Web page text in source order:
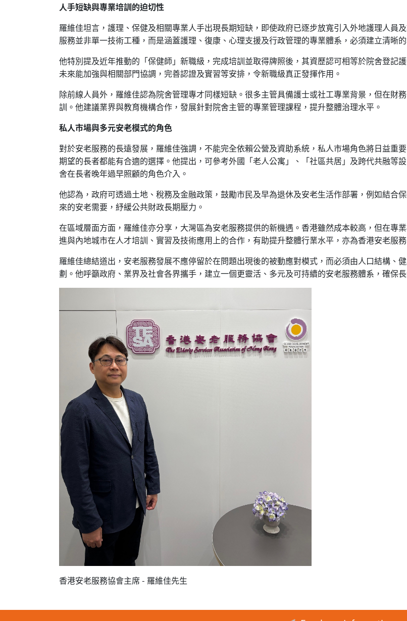
人手短缺與專業培訓的迫切性
羅維佳坦言，護理、保健及相關專業人手出現長期短缺，即使政府已逐步放寬引入外地護理人員
服務並非單一技術工種，而是涵蓋護理、復康、心理支援及行政管理的專業體系，必須建立清晰
他特別提及近年推動的「保健師」新職級，完成培訓並取得牌照後，其資歷認可相等於院舍登記
未來能加強與相關部門協調，完善認證及實習等安排，令新職級真正發揮作用。
除前線人員外，羅維佳認為院舍管理專才同樣短缺。很多主管具備護士或社工專業背景，但在財
訓。他建議業界與教育機構合作，發展針對院舍主管的專業管理課程，提升整體治理水平。
私人市場與多元安老模式的角色
對於安老服務的長遠發展，羅維佳強調，不能完全依賴公營及資助系統，私人市場角色將日益重
期望的長者都能有合適的選擇。他提出，可參考外國「老人公寓」、「社區共居」及跨代共融等
舍在長者晚年過早照顧的角色介入。
他認為，政府可透過土地、稅務及金融政策，鼓勵市民及早為退休及安老生活作部署，例如結合
來的安老需要，紓緩公共財政長期壓力。
在區域層面方面，羅維佳亦分享，大灣區為安老服務提供的新機遇。香港雖然成本較高，但在專
進與內地城市在人才培訓、實習及技術應用上的合作，有助提升整體行業水平，亦為香港安老服
羅維佳總結道出，安老服務發展不應停留於在問題出現後的被動應對模式，而必須由人口結構、
劃。他呼籲政府、業界及社會各界攜手，建立一個更靈活、多元及可持續的安老服務體系，確保
香港安老服務協會主席 - 羅維佳先生